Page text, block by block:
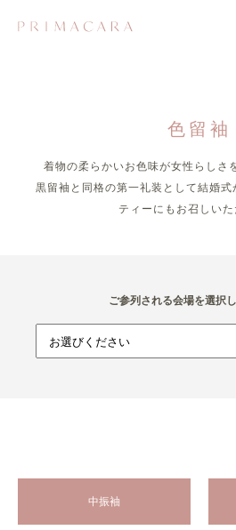
色留袖
着物の柔らかいお色味が女性らしさ
黒留袖と同格の第一礼装として結婚
ティーにもお召しい
ご参列される会場を選択
中振袖